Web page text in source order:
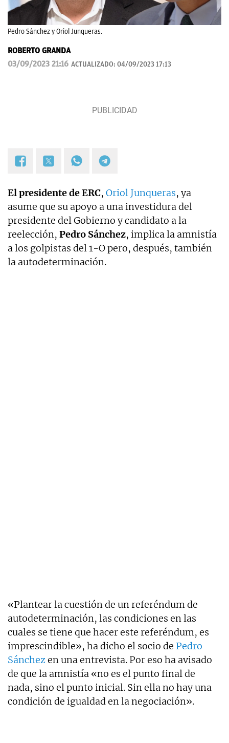
Pedro Sánchez y Oriol Junqueras.
ROBERTO GRANDA
03/09/2023 21:16 ACTUALIZADO: 04/09/2023 17:13
El presidente de ERC, Oriol Junqueras, ya
asume que su apoyo a una investidura del
presidente del Gobierno y candidato a la
reelección, Pedro Sánchez, implica la amnistía
a los golpistas del 1-O pero, después, también
la autodeterminación.
«Plantear la cuestión de un referéndum de
autodeterminación, las condiciones en las
cuales se tiene que hacer este referéndum, es
imprescindible», ha dicho el socio de Pedro
Sánchezen una entrevista. Por eso ha avisado
de que la amnistía «no es el punto final de
nada, sino el punto inicial. Sin ella no hay una
condición de igualdad en la negociación».